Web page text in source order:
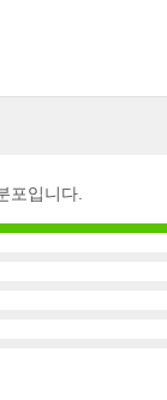
포입니다.